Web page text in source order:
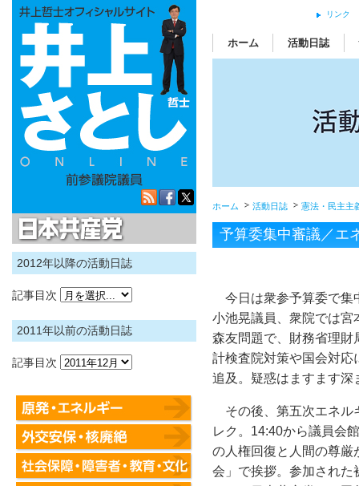
2012年以降の活動日誌
記事目次
2011年以前の活動日誌
記事目次
リンク
ホーム 活動日誌
ホーム 活動日誌 憲法・民主主
予算委集中審議／エ
今日は衆参予算委で集
小池晃議員、衆院では宮
森友問題で、財務省理財
計検査院対策や国会対応
追及。疑惑はますます深
その後、第五次エネル
レク。14:40から議員会
の人権回復と人間の尊
会」で挨拶。参加された